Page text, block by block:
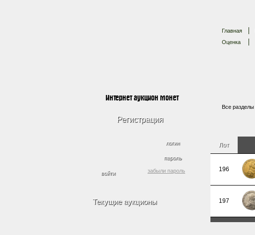
Главная
Оценка
Интернет аукцион монет
Регистрация
логин
пароль
забыли пароль
Текущие аукционы
Все разделы
Лот
196
197